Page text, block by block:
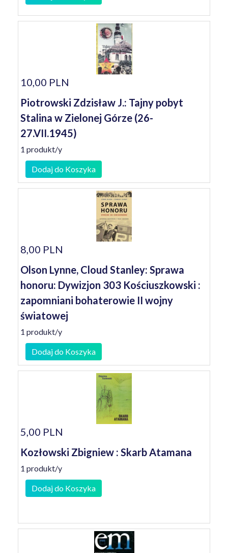
10,00 PLN
Piotrowski Zdzisław J.: Tajny pobyt
Stalina w Zielonej Górze (26-
27.VII.1945)
1 produkt/y
Dodaj do Koszyka
8,00 PLN
Olson Lynne, Cloud Stanley: Sprawa
honoru: Dywizjon 303 Kościuszkowski :
zapomniani bohaterowie II wojny
światowej
1 produkt/y
Dodaj do Koszyka
5,00 PLN
Kozłowski Zbigniew : Skarb Atamana
1 produkt/y
Dodaj do Koszyka